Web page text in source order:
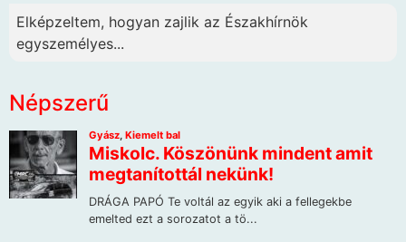
Elképzeltem, hogyan zajlik az Északhírnök
egyszemélyes...
Népszerű